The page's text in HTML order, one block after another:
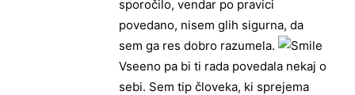
sporočilo, vendar po pravici
povedano, nisem glih sigurna, da
sem ga res dobro razumela.
Vseeno pa bi ti rada povedala nekaj o
sebi. Sem tip človeka, ki sprejema